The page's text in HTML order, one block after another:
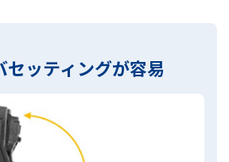
セッティングが容易